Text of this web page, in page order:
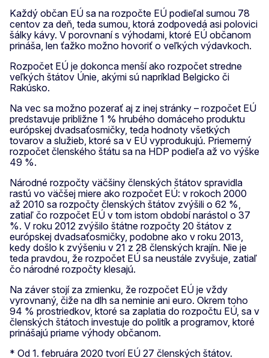
Každý občan EÚ sa na rozpočte EÚ podieľal sumou 78
centov za deň, teda sumou, ktorá zodpovedá asi polovici
šálky kávy. V porovnaní s výhodami, ktoré EÚ občanom
prináša, len ťažko možno hovoriť o veľkých výdavkoch.
Rozpočet EÚ je dokonca menší ako rozpočet stredne
veľkých štátov Únie, akými sú napríklad Belgicko či
Rakúsko.
Na vec sa možno pozerať aj z inej stránky – rozpočet EÚ
predstavuje približne 1 % hrubého domáceho produktu
európskej dvadsaťosmičky, teda hodnoty všetkých
tovarov a služieb, ktoré sa v EÚ vyprodukujú. Priemerný
rozpočet členského štátu sa na HDP podieľa až vo výške
49 %.
Národné rozpočty väčšiny členských štátov spravidla
rastú vo väčšej miere ako rozpočet EÚ: v rokoch 2000
až 2010 sa rozpočty členských štátov zvýšili o 62 %,
zatiaľ čo rozpočet EÚ v tom istom období narástol o 37
%. V roku 2012 zvýšilo štátne rozpočty 20 štátov z
európskej dvadsaťosmičky, podobne ako v roku 2013,
kedy došlo k zvýšeniu v 21 z 28 členských krajín. Nie je
teda pravdou, že rozpočet EÚ sa neustále zvyšuje, zatiaľ
čo národné rozpočty klesajú.
Na záver stojí za zmienku, že rozpočet EÚ je vždy
vyrovnaný, čiže na dlh sa neminie ani euro. Okrem toho
94 % prostriedkov, ktoré sa zaplatia do rozpočtu EÚ, sa v
členských štátoch investuje do politík a programov, ktoré
prinášajú priame výhody občanom.
* Od 1. februára 2020 tvorí EÚ 27 členských štátov.